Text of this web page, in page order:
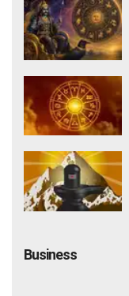
Business